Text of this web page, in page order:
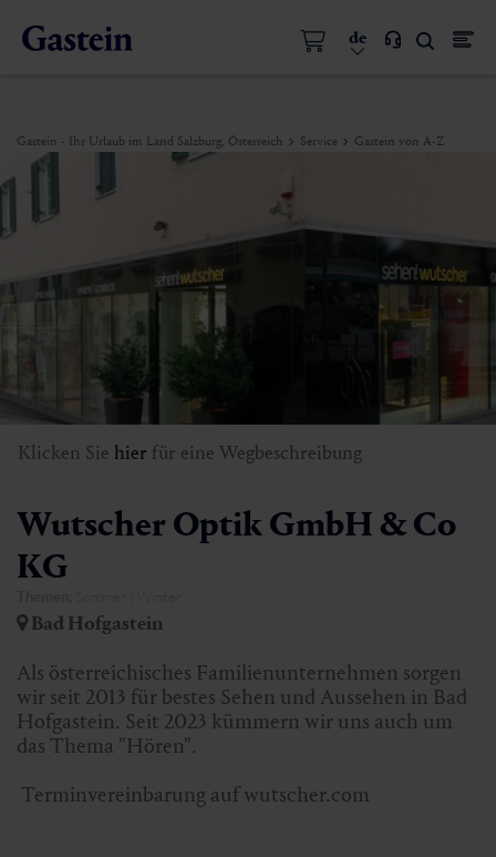
de
Gastein - Ihr Urlaub im Land Salzburg, Österreich Service Gastein von A-Z
Klicken Sie hier für eine Wegbeschreibung
Wutscher Optik GmbH & Co
KG
Bad Hofgastein
Als österreichisches Familienunternehmen sorgen
wir seit 2013 für bestes Sehen und Aussehen in Bad
Hofgastein. Seit 2023 kümmern wir uns auch um
das Thema "Hören".
Terminvereinbarung auf wutscher.com